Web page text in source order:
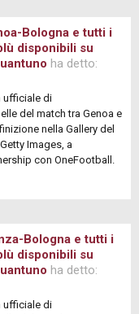
Bologna e tutti i
disponibili su
ha detto:
ufficiale di
del match tra Genoa e
nella Gallery del
Images, a
con OneFootball.
Bologna e tutti i
disponibili su
ha detto:
ufficiale di